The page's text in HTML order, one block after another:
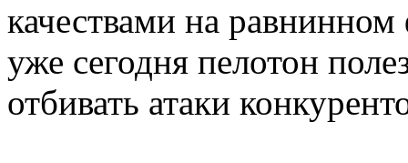
качествами на
уже сегодня пелотон
отбивать атаки